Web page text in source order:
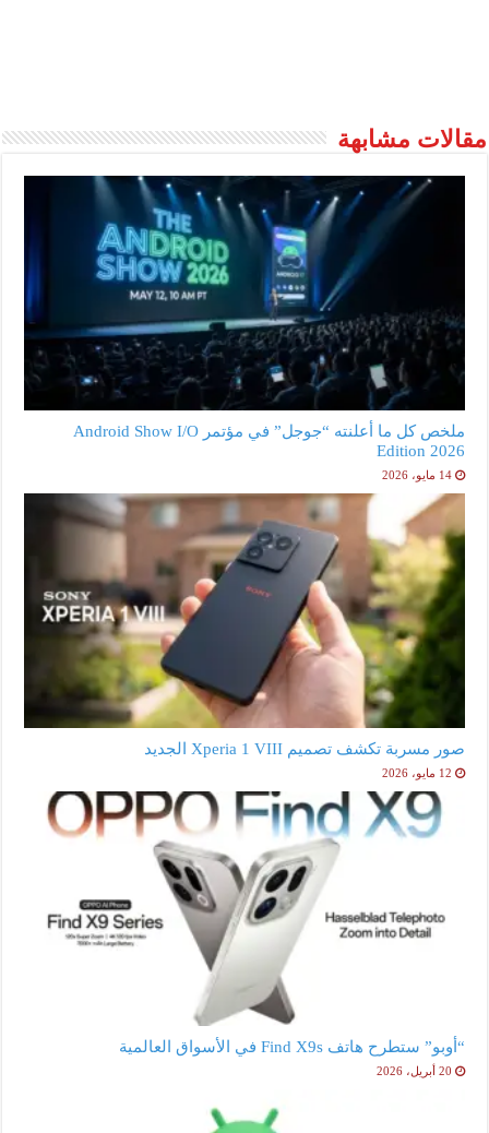
مقالات مشابهة
ملخص كل ما أعلنته “جوجل” في مؤتمر Android Show I/O
Edition 2026
14 مايو، 2026
صور مسربة تكشف تصميم Xperia 1 VIII الجديد
12 مايو، 2026
“أوبو” ستطرح هاتف Find X9s في الأسواق العالمية
20 أبريل، 2026